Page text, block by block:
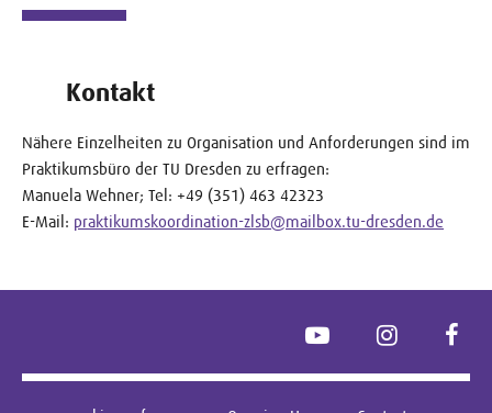
Kontakt
Nähere Einzelheiten zu Organisation und Anforderungen sind im
Praktikumsbüro der TU Dresden zu erfragen:
Manuela Wehner; Tel: +49 (351) 463 42323
E-Mail: praktikumskoordination-zlsb@mailbox.tu-dresden.de
YouTube Instagram